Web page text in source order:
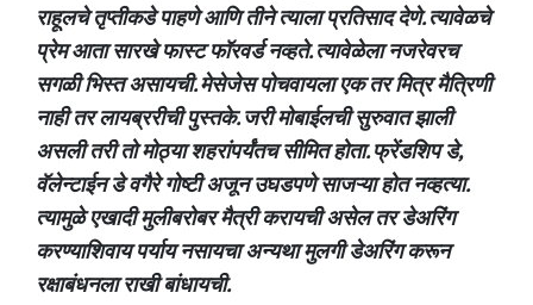
राहूलचे तृप्तीकडे पाहणे आणि तीने त्याला प्रतिसाद देणे. त्यावेळचे
प्रेम आता सारखे फास्ट फॉरवर्ड नव्हते. त्यावेळेला नजरेवरच
सगळी भिस्त असायची. मेसेजेस पोचवायला एक तर मित्र मैत्रिणी
नाही तर लायब्ररीची पुस्तके. जरी मोबाईलची सुरुवात झाली
असली तरी तो मोठ्या शहरांपर्यंतच सीमित होता. फ्रेंडशिप डे,
वॅलेन्टाईन डे वगैरे गोष्टी अजून उघडपणे साजऱ्या होत नव्हत्या.
त्यामुळे एखादी मुलीबरोबर मैत्री करायची असेल तर डेअरिंग
करण्याशिवाय पर्याय नसायचा अन्यथा मुलगी डेअरिंग करून
रक्षाबंधनला राखी बांधायची.